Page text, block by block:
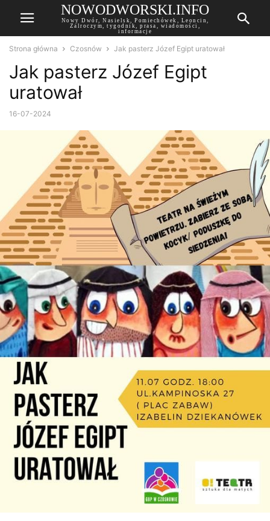
NOWODWORSKI.INFO
Nowy Dwór, Nasielsk, Pomiechówek, Leoncin,
Zalroczym, tygodnik, prasa, wiadomości,
informacje
Strona główna Czosnów Jak pasterz Józef Egipt uratował
Jak pasterz Józef Egipt
uratował
16-07-2024